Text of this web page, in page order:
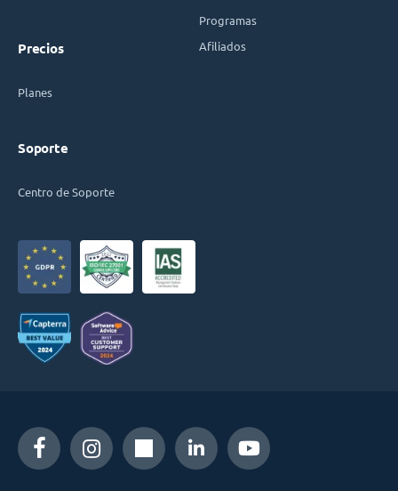
Precios
Planes
Soporte
Centro de Soporte
Programas
Afiliados